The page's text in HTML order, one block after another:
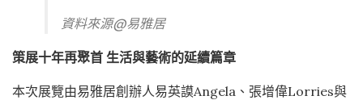
資料來源@易雅居
策展十年再聚首 生活與藝術的延續篇章
本次展覽由易雅居創辦人易英謨Angela、張增偉Lorries與